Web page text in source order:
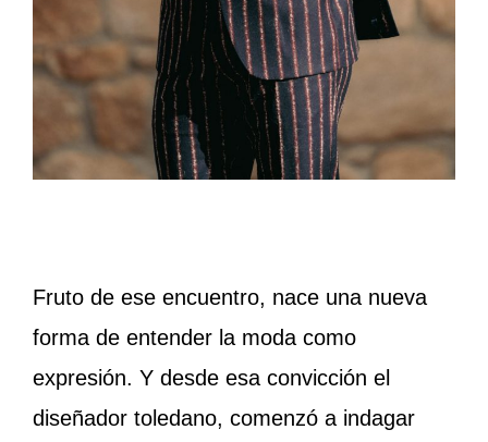
Fruto de ese encuentro, nace una nueva
forma de entender la moda como
expresión. Y desde esa convicción el
diseñador toledano, comenzó a indagar